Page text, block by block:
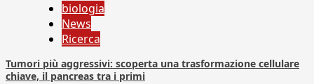
biologia
News
Ricerca
Tumori più aggressivi: scoperta una trasformazione cellulare
chiave, il pancreas tra i primi